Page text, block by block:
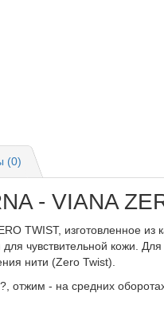
(0)
- VIANA
TWIST, изготовленное
чувствительной кожи.
нити (Zero Twist).
отжим - на средних